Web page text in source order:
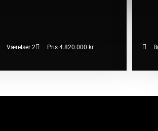
Værelser 2 Pris 4.820.000 kr.